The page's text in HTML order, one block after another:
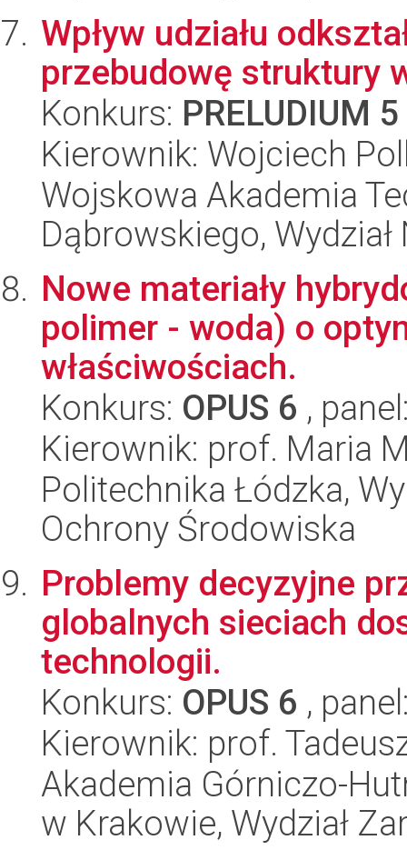
Wpływ udziału
przebudowę struktury
Konkurs: PRELUDIUM 5
Kierownik: Wojciech
Wojskowa Akademia
Dąbrowskiego,
Nowe materiały
polimer - woda) o
właściwościach.
Konkurs: OPUS 6 ,
Kierownik: prof. Maria
Politechnika Łódzka,
Ochrony Środowiska
Problemy decyzyjne
globalnych sieciach
technologii.
Konkurs: OPUS 6 ,
Kierownik: prof.
Akademia Górniczo-
w Krakowie, Wydział